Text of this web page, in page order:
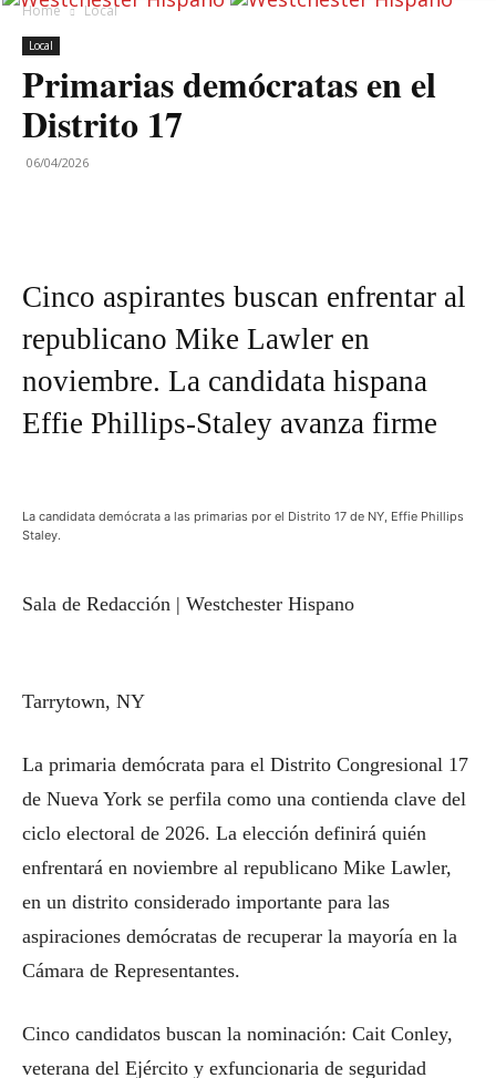
Home Local
Local
Primarias demócratas en el
Distrito 17
06/04/2026
Cinco aspirantes buscan enfrentar al
republicano Mike Lawler en
noviembre. La candidata hispana
Effie Phillips-Staley avanza firme
La candidata demócrata a las primarias por el Distrito 17 de NY, Effie Phillips
Staley.
Sala de Redacción | Westchester Hispano
Tarrytown, NY
La primaria demócrata para el Distrito Congresional 17
de Nueva York se perfila como una contienda clave del
ciclo electoral de 2026. La elección definirá quién
enfrentará en noviembre al republicano Mike Lawler,
en un distrito considerado importante para las
aspiraciones demócratas de recuperar la mayoría en la
Cámara de Representantes.
Cinco candidatos buscan la nominación: Cait Conley,
veterana del Ejército y exfuncionaria de seguridad